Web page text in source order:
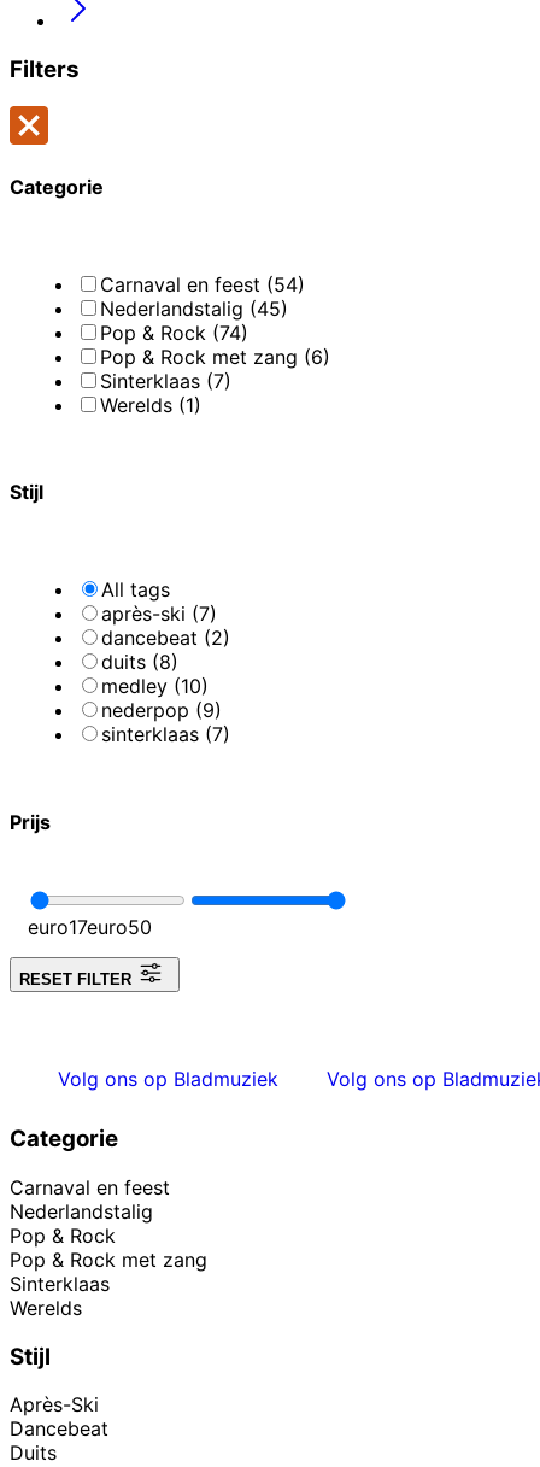
Filters
Categorie
Carnaval en feest (54)
Nederlandstalig (45)
Pop & Rock (74)
Pop & Rock met zang (6)
Sinterklaas (7)
Werelds (1)
Stijl
All tags
après-ski (7)
dancebeat (2)
duits (8)
medley (10)
nederpop (9)
sinterklaas (7)
Prijs
euro17euro50
RESET FILTER
Volg ons op Bladmuziek Volg ons op
Categorie
Carnaval en feest
Nederlandstalig
Pop & Rock
Pop & Rock met zang
Sinterklaas
Werelds
Stijl
Après-Ski
Dancebeat
Duits